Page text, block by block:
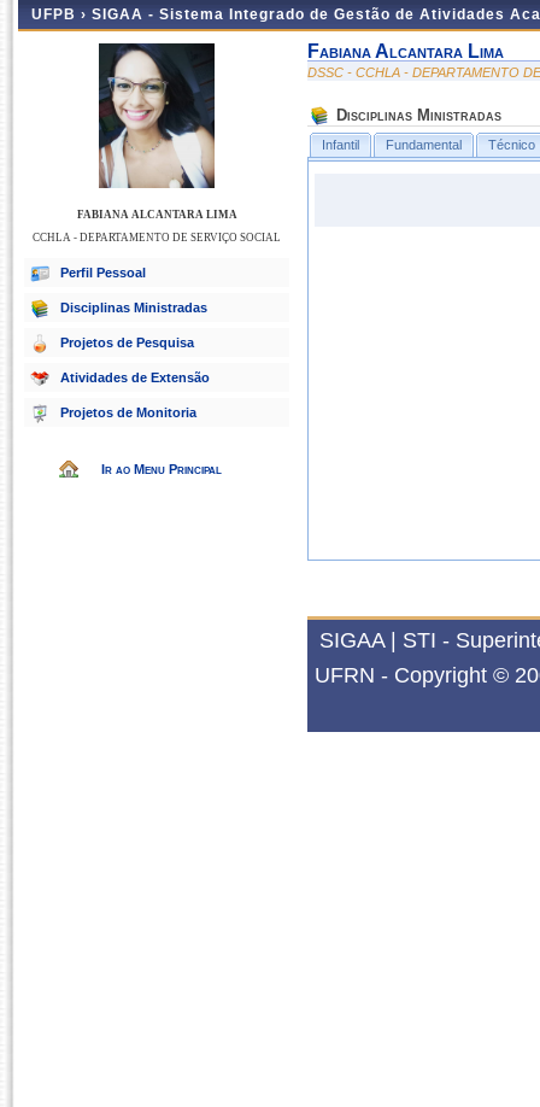
UFPB › SIGAA - Sistema Integrado de Gestão de Atividades
FABIANA ALCANTARA LIMA
CCHLA - DEPARTAMENTO DE SERVIÇO SOCIAL
Perfil Pessoal
Disciplinas Ministradas
Projetos de Pesquisa
Atividades de Extensão
Projetos de Monitoria
Ir ao Menu Principal
Fabiana Alcantara Lima
DSSC - CCHLA - DEPARTAMENTO
Disciplinas Ministradas
Infantil Fundamental Técnico
SIGAA | STI -
UFRN - Copyright ©